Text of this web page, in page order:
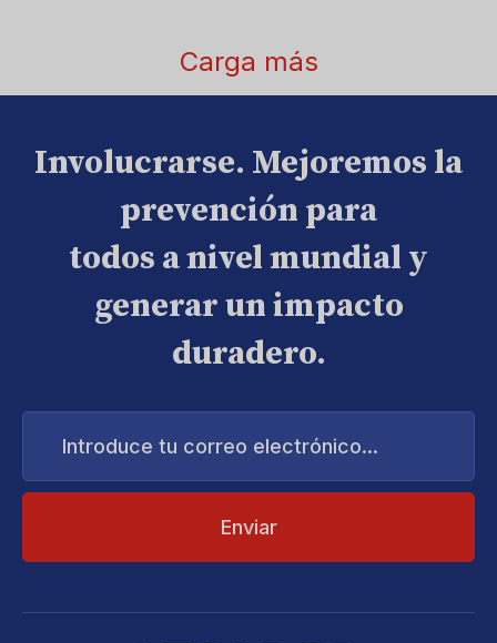
Carga más
Involucrarse. Mejoremos la
prevención para
todos a nivel mundial y
generar un impacto
duradero.
Introduce
correo